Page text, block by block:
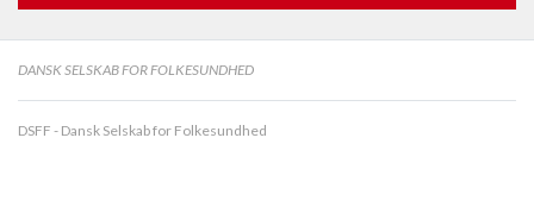
DANSK SELSKAB FOR FOLKESUNDHED
DSFF - Dansk Selskab for Folkesundhed